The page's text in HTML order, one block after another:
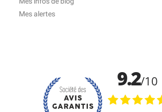
Mes alertes